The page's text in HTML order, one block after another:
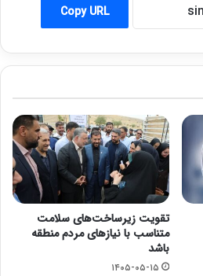
Copy URL
تقویت زیرساخت‌های سلامت
متناسب با نیازهای مردم منطقه
باشد
۱۴۰۵-۰۵-۱۵